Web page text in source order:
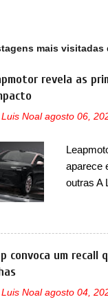
mais visitadas
revela as
Luis Noal agosto 06,
aparece
outras A
modelo
elétrico
design
convoca um recall
Luis Noal agosto 04,